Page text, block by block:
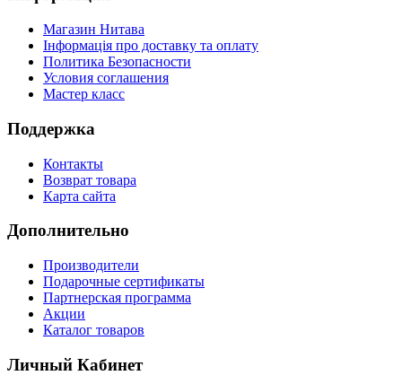
Магазин Нитава
Інформація про доставку та оплату
Политика Безопасности
Условия соглашения
Мастер класс
Поддержка
Контакты
Возврат товара
Карта сайта
Дополнительно
Производители
Подарочные сертификаты
Партнерская программа
Акции
Каталог товаров
Личный Кабинет